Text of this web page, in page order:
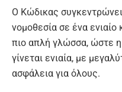
Ο Κώδικας
νομοθεσία σε ένα ενιαίο
πιο απλή γλώσσα, ώστε
γίνεται ενιαία, με
ασφάλεια για όλους.